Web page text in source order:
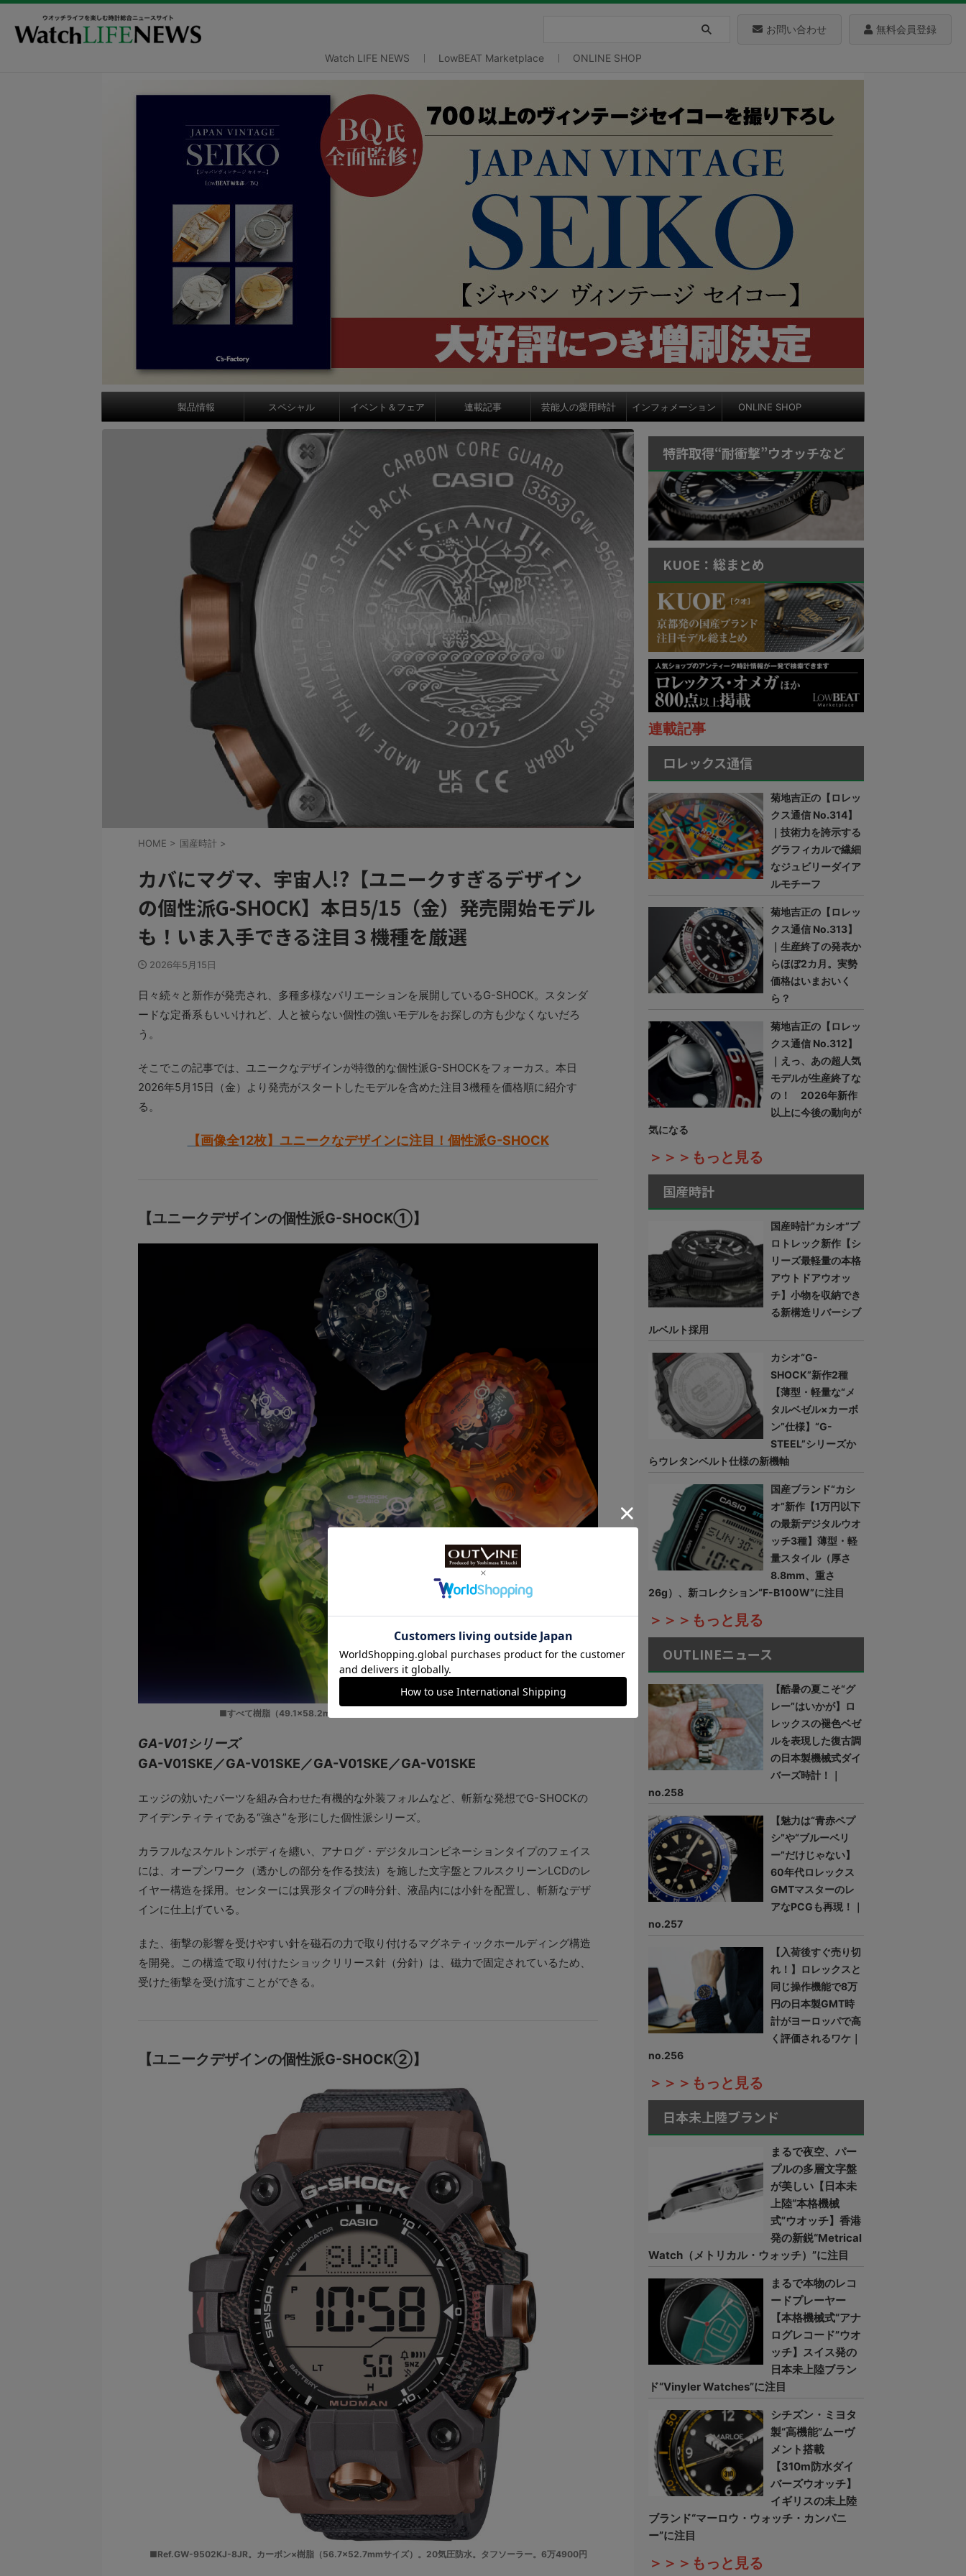
お問い合わせ 無料会員登録
Watch LIFE NEWS LowBEAT Marketplace ONLINE SHOP
製品情報 スペシャル イベント＆フェア 連載記事 芸能人の愛用時計 インフォメーション ONLINE SHOP
HOME > 国産時計 >
カバにマグマ、宇宙人!?【ユニークすぎるデザイン
の個性派G-SHOCK】本日5/15（金）発売開始モデル
も！いま入手できる注目３機種を厳選
2026年5月15日
日々続々と新作が発売され、多種多様なバリエーションを展開しているG-SHOCK。スタンダ
ードな定番系もいいけれど、人と被らない個性の強いモデルをお探しの方も少なくないだろ
う。
そこでこの記事では、ユニークなデザインが特徴的な個性派G-SHOCKをフォーカス。本日
2026年5月15日（金）より発売がスタートしたモデルを含めた注目3機種を価格順に紹介す
る。
【画像全12枚】ユニークなデザインに注目！個性派G-SHOCK
【ユニークデザインの個性派G-SHOCK①】
■すべて樹脂（49.1×58.2mm径）。20気圧防水。クォーツ。各2万4200円
GA-V01シリーズ
GA-V01SKE／GA-V01SKE／GA-V01SKE／GA-V01SKE
エッジの効いたパーツを組み合わせた有機的な外装フォルムなど、斬新な発想でG-SHOCKの
アイデンティティである“強さ”を形にした個性派シリーズ。
カラフルなスケルトンボディを纏い、アナログ・デジタルコンビネーションタイプのフェイス
には、オープンワーク（透かしの部分を作る技法）を施した文字盤とフルスクリーンLCDのレ
イヤー構造を採用。センターには異形タイプの時分針、液晶内には小針を配置し、斬新なデザ
インに仕上げている。
また、衝撃の影響を受けやすい針を磁石の力で取り付けるマグネティックホールディング構造
を開発。この構造で取り付けたショックリリース針（分針）は、磁力で固定されているため、
受けた衝撃を受け流すことができる。
【ユニークデザインの個性派G-SHOCK②】
■Ref.GW-9502KJ-8JR。カーボン×樹脂（56.7×52.7mmサイズ）。20気圧防水。タフソーラー。6万4900円
特許取得“耐衝撃”ウオッチなど
KUOE：総まとめ
連載記事
ロレックス通信
菊地吉正の【ロレッ
クス通信 No.314】
｜技術力を誇示する
グラフィカルで繊細
なジュビリーダイア
ルモチーフ
菊地吉正の【ロレッ
クス通信 No.313】
｜生産終了の発表か
らほぼ2カ月。実勢
価格はいまおいく
ら？
菊地吉正の【ロレッ
クス通信 No.312】
｜えっ、あの超人気
モデルが生産終了な
の！ 2026年新作
以上に今後の動向が
気になる
＞＞＞もっと見る
国産時計
国産時計“カシオ”プ
ロトレック新作【シ
リーズ最軽量の本格
アウトドアウオッ
チ】小物を収納でき
る新構造リバーシブ
ルベルト採用
カシオ“G-
SHOCK”新作2種
【薄型・軽量な“メ
タルベゼル×カーボ
ン”仕様】“G-
STEEL”シリーズか
らウレタンベルト仕様の新機軸
国産ブランド“カシ
オ”新作【1万円以下
の最新デジタルウオ
ッチ3種】薄型・軽
量スタイル（厚さ
8.8mm、重さ
26g）、新コレクション“F-B100W”に注目
＞＞＞もっと見る
OUTLINEニュース
【酷暑の夏こそ“グ
レー”はいかが】ロ
レックスの褪色ベゼ
ルを表現した復古調
の日本製機械式ダイ
バーズ時計！｜
no.258
【魅力は“青赤ペプ
シ”や“ブルーベリ
ー”だけじゃない】
60年代ロレックス
GMTマスターのレ
アなPCGも再現！｜
no.257
【入荷後すぐ売り切
れ！】ロレックスと
同じ操作機能で8万
円の日本製GMT時
計がヨーロッパで高
く評価されるワケ｜
no.256
＞＞＞もっと見る
日本未上陸ブランド
まるで夜空、パー
プルの多層文字盤
が美しい【日本未
上陸“本格機械
式”ウオッチ】香港
発の新鋭“Metrical
Watch（メトリカル・ウォッチ）”に注目
まるで本物のレコ
ードプレーヤー
【本格機械式“アナ
ログレコード”ウオ
ッチ】スイス発の
日本未上陸ブラン
ド“Vinyler Watches”に注目
シチズン・ミヨタ
製“高機能”ムーヴ
メント搭載
【310m防水ダイ
バーズウオッチ】
イギリスの未上陸
ブランド“マーロウ・ウォッチ・カンパニ
ー”に注目
＞＞＞もっと見る